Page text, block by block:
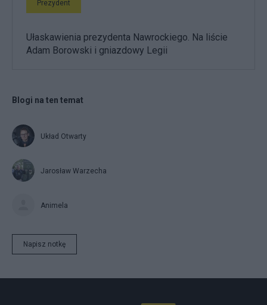
Prezydent
Ułaskawienia prezydenta Nawrockiego. Na liście
Adam Borowski i gniazdowy Legii
Blogi na ten temat
Układ Otwarty
Jarosław Warzecha
Animela
Napisz notkę